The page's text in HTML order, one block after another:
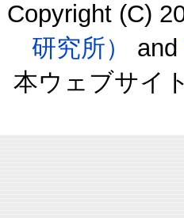
Copyright (C)
研究所）
and
本ウェブサイ